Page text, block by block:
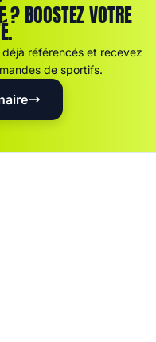
? BOOSTEZ VOTRE
déjà référencés et recevez
de sportifs.